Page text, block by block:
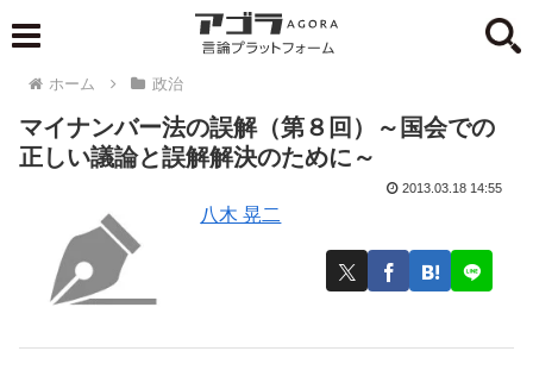
ホーム 政治
マイナンバー法の誤解（第８回）～国会での
正しい議論と誤解解決のために～
八木 晃二
2013.03.18 14:55